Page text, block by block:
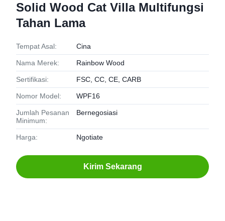
Solid Wood Cat Villa Multifungsi
Tahan Lama
Tempat Asal: Cina
Nama Merek: Rainbow Wood
Sertifikasi: FSC, CC, CE, CARB
Nomor Model: WPF16
Jumlah Pesanan
Minimum:
Bernegosiasi
Harga: Ngotiate
Kirim Sekarang